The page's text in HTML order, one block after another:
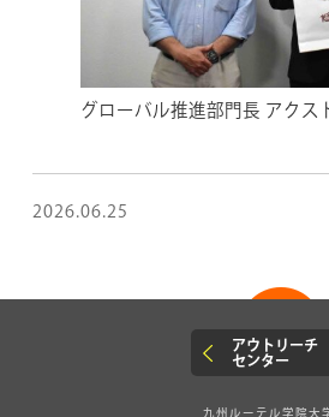
グローバル推進部門長 アク
2026.06.25
アウトリーチ
センター